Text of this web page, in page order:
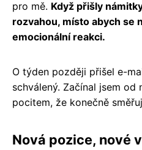
pro mě. Když přišly
rozvahou, místo abych se
emocionální reakci.
O týden později přišel e-
schválený. Začínal jsem od
pocitem, že konečně
Nová pozice, nové